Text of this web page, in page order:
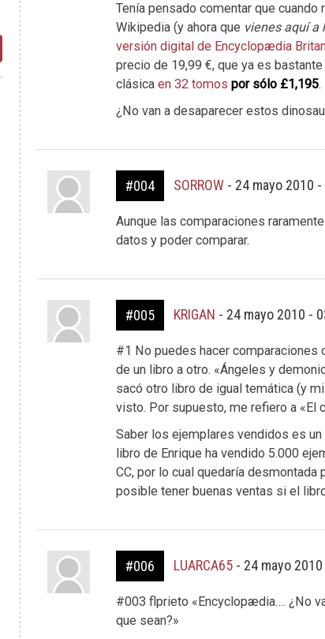
Tenía pensado comentar que
Wikipedia (y ahora que vienes aquí a
versión digital de Encyclopædia
precio de 19,99 €, que ya es
clásica en 32 tomos por sólo £1,195.
¿No van a desaparecer estos
#004 SORROW- 24 mayo 2010
Aunque las comparaciones
datos y poder comparar.
#005 KRIGAN - 24 mayo 2010 -
#1 No puedes hacer comparaciones
de un libro a otro. «Ángeles y
sacó otro libro de igual temática (y
visto. Por supuesto, me refiero a «El
Saber los ejemplares vendidos es
libro de Enrique ha vendido 5.000
CC, por lo cual quedaría
posible tener buenas ventas si el
#006 LUARCA65- 24 mayo
#003 flprieto «Encyclopædia…. ¿No
que sean?»